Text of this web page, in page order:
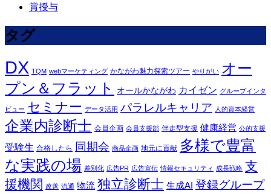
賞授与
タグ
DX TQM webマーケティング かながわ魅力探索ツアー やりがい オー
プン＆フラット
オールかながわ カイゼン グループインタ
ビュー セミナー データ活用 パラレルキャリア 人的資本経営
企業内診断士 会員企画 会員支援部 伴走型支援 健康経営 公的支援
受験生 合格したら 同期会 商品企画 地元に貢献 多様で豊富
な実践の場 差別化 広告PR 広告宣伝 情報セキュリティ 成長戦略 支
援機関 改善 流通 物流 独立診断士 生成AI 登録グループ